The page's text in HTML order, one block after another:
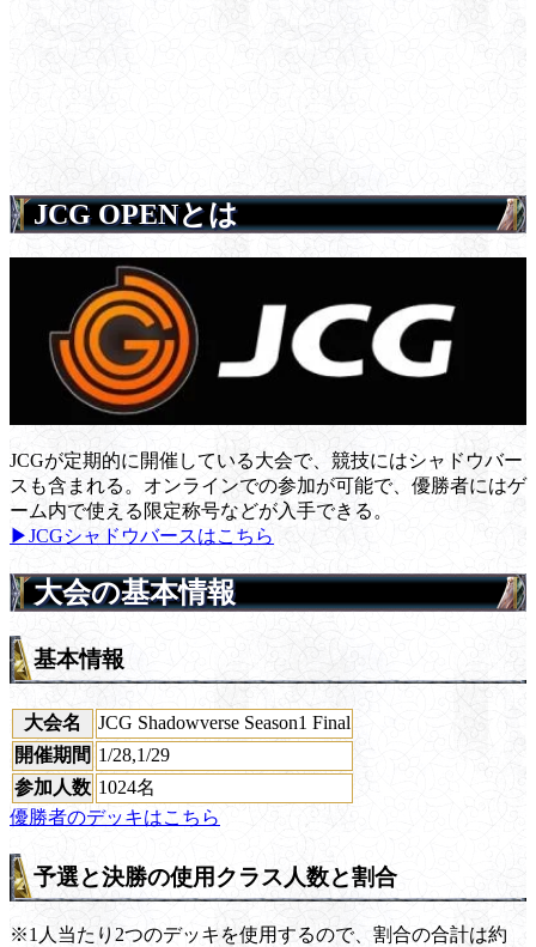
JCG OPENとは
JCGが定期的に開催している大会で、競技にはシャドウバー
スも含まれる。オンラインでの参加が可能で、優勝者にはゲ
ーム内で使える限定称号などが入手できる。
▶JCGシャドウバースはこちら
大会の基本情報
基本情報
大会名
JCG Shadowverse Season1 Final
開催期間 1/28,1/29
参加人数 1024名
優勝者のデッキはこちら
予選と決勝の使用クラス人数と割合
※1人当たり2つのデッキを使用するので、割合の合計は約